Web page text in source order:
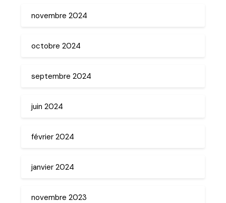
novembre 2024
octobre 2024
septembre 2024
juin 2024
février 2024
janvier 2024
novembre 2023